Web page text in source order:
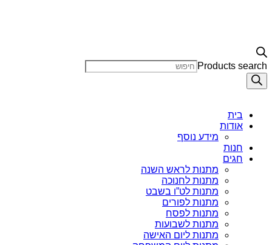
Products search
בית
אודות
מידע נוסף
חנות
חגים
מתנות לראש השנה
מתנות לחנוכה
מתנות לט”ו בשבט
מתנות לפורים
מתנות לפסח
מתנות לשבועות
מתנות ליום האישה